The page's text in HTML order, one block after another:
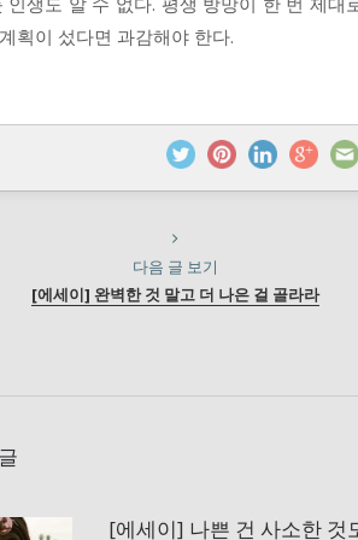
획이 섰다면 과감해야 한다.
다음 글 보기
[에세이] 완벽한 것 말고 더 나은 걸 골라라
[에세이] 나쁜 건 사소한 것